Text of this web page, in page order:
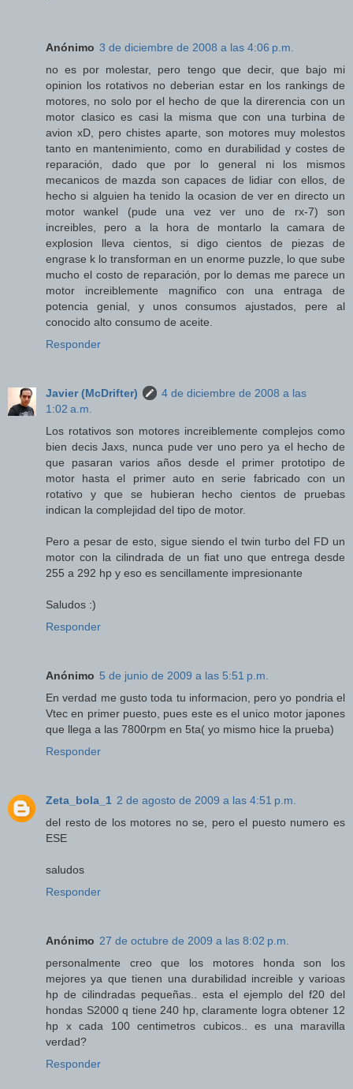
Anónimo 3 de diciembre de 2008 a las 4:06 p.m.
no es por molestar, pero tengo que decir, que bajo mi
opinion los rotativos no deberian estar en los rankings de
motores, no solo por el hecho de que la direrencia con un
motor clasico es casi la misma que con una turbina de
avion xD, pero chistes aparte, son motores muy molestos
tanto en mantenimiento, como en durabilidad y costes de
reparación, dado que por lo general ni los mismos
mecanicos de mazda son capaces de lidiar con ellos, de
hecho si alguien ha tenido la ocasion de ver en directo un
motor wankel (pude una vez ver uno de rx-7) son
increibles, pero a la hora de montarlo la camara de
explosion lleva cientos, si digo cientos de piezas de
engrase k lo transforman en un enorme puzzle, lo que sube
mucho el costo de reparación, por lo demas me parece un
motor increiblemente magnifico con una entraga de
potencia genial, y unos consumos ajustados, pere al
conocido alto consumo de aceite.
Responder
Javier (McDrifter)
4 de diciembre de 2008 a las
1:02 a.m.
Los rotativos son motores increiblemente complejos como
bien decis Jaxs, nunca pude ver uno pero ya el hecho de
que pasaran varios años desde el primer prototipo de
motor hasta el primer auto en serie fabricado con un
rotativo y que se hubieran hecho cientos de pruebas
indican la complejidad del tipo de motor.
Pero a pesar de esto, sigue siendo el twin turbo del FD un
motor con la cilindrada de un fiat uno que entrega desde
255 a 292 hp y eso es sencillamente impresionante
Saludos :)
Responder
Anónimo 5 de junio de 2009 a las 5:51 p.m.
En verdad me gusto toda tu informacion, pero yo pondria el
Vtec en primer puesto, pues este es el unico motor japones
que llega a las 7800rpm en 5ta( yo mismo hice la prueba)
Responder
Zeta_bola_1 2 de agosto de 2009 a las 4:51 p.m.
del resto de los motores no se, pero el puesto numero es
ESE
saludos
Responder
Anónimo 27 de octubre de 2009 a las 8:02 p.m.
personalmente creo que los motores honda son los
mejores ya que tienen una durabilidad increible y varioas
hp de cilindradas pequeñas.. esta el ejemplo del f20 del
hondas S2000 q tiene 240 hp, claramente logra obtener 12
hp x cada 100 centimetros cubicos.. es una maravilla
verdad?
Responder